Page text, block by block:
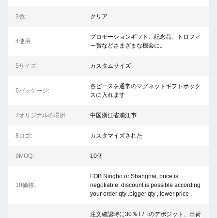
3色: クリア
4使用:
プロモーションギフト、記念品、トロフィ
ー賞などさまざまな機会に。
5サイズ: カスタムサイズ
6パッケージ:
各ピースを通常のマグネットギフトボック
スに入れます
7オリジナルの場所: 中国浙江省浦江市
8ロゴ: カスタマイズされた
9MOQ: 10個
10価格:
FOB Ningbo or Shanghai, price is
negotiable, discount is possible according
your order qty .bigger qty , lower price .
注文確認時に30％T / Tのデポジット、出荷